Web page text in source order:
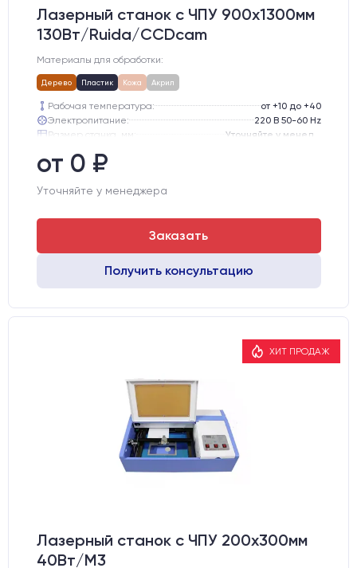
Лазерный станок c ЧПУ 900х1300мм
130Вт/Ruida/CCDcam
Материалы для обработки:
Дерево Пластик Кожа Акрил
Рабочая температура:
от +10 до +40
Электропитание:
220 В 50-60 Hz
Размер станка, мм:
Производитель лазерного излучателя:
от 0 ₽
Уточняйте у менеджера
Заказать
Получить консультацию
ХИТ ПРОДАЖ
Лазерный станок c ЧПУ 200х300мм
40Вт/М3